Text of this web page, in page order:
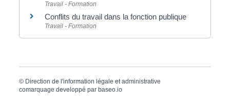
Travail - Formation
Conflits du travail dans la fonction publique
Travail - Formation
© Direction de l'information légale et administrative
comarquage developpé parbaseo.io